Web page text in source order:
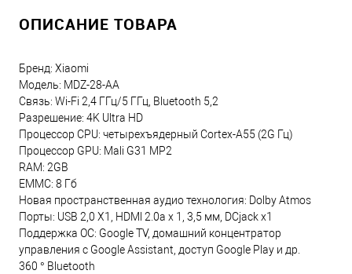
ОПИСАНИЕ ТОВАРА
Бренд: Xiaomi
Модель: MDZ-28-AA
Связь: Wi-Fi 2,4 ГГц/5 ГГц, Bluetooth 5,2
Разрешение: 4K Ultra HD
Процессор CPU: четырехъядерный Cortex-A55 (2G Гц)
Процессор GPU: Mali G31 MP2
RAM: 2GB
EMMC: 8 Гб
Новая пространственная аудио технология: Dolby Atmos
Порты: USB 2,0 X1, HDMl 2.0a x 1, 3,5 мм, DCjack x1
Поддержка ОС: Google TV, домашний концентратор
управления с Google Assistant, доступ Google Play и др.
360 ° Bluetooth